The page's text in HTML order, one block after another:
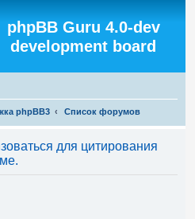
phpBB Guru 4.0-dev
development board
phpBB3 Список форумов
для цитирования